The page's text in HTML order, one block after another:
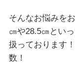
そんなお悩みを
㎝や28.5㎝とい
扱っております
数！